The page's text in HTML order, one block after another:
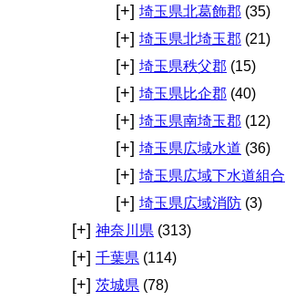
[+] 埼玉県北葛飾郡 (35)
[+] 埼玉県北埼玉郡 (21)
[+] 埼玉県秩父郡 (15)
[+] 埼玉県比企郡 (40)
[+] 埼玉県南埼玉郡 (12)
[+] 埼玉県広域水道 (36)
[+] 埼玉県広域下水道組合
[+] 埼玉県広域消防 (3)
[+] 神奈川県 (313)
[+] 千葉県 (114)
[+] 茨城県 (78)